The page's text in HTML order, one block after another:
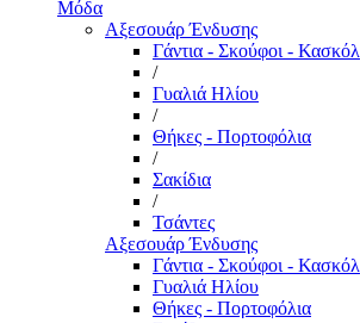
Μόδα
Αξεσουάρ Ένδυσης
Γάντια - Σκούφοι - Κασκόλ
/
Γυαλιά Ηλίου
/
Θήκες - Πορτοφόλια
/
Σακίδια
/
Τσάντες
Αξεσουάρ Ένδυσης
Γάντια - Σκούφοι - Κασκόλ
Γυαλιά Ηλίου
Θήκες - Πορτοφόλια